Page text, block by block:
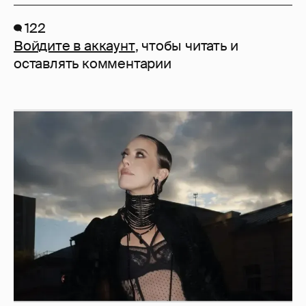
122
Войдите в аккаунт, чтобы читать и
оставлять комментарии